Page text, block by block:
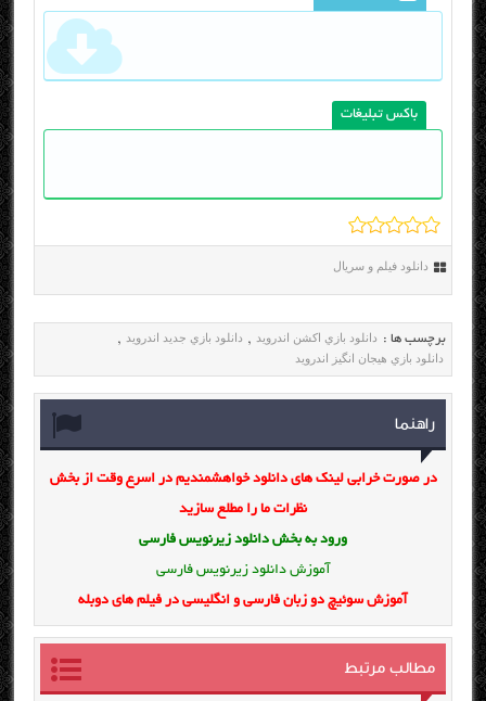
باکس تبلیغات
دانلود فیلم و سریال
برچسب ها : دانلود بازي اکشن اندرويد , دانلود بازي جديد اندرويد ,
دانلود بازي هيجان انگيز اندرويد
راهنما
در صورت خرابی لینک های دانلود خواهشمندیم در اسرع وقت از بخش
نظرات ما را مطلع سازید
ورود به بخش دانلود زیرنویس فارسی
آموزش دانلود زیرنویس فارسی
آموزش سوئیچ دو زبان فارسی و انگلیسی در فیلم های دوبله
مطالب مرتبط